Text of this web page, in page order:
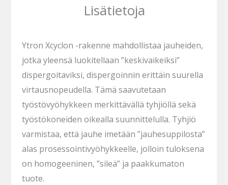
Lisätietoja
Ytron Xcyclon -rakenne mahdollistaa jauheiden,
jotka yleensä luokitellaan ”keskivaikeiksi”
dispergoitaviksi, dispergoinnin erittäin suurella
virtausnopeudella. Tämä saavutetaan
työstövyöhykkeen merkittävällä tyhjiöllä sekä
työstökoneiden oikealla suunnittelulla. Tyhjiö
varmistaa, että jauhe imetään ”jauhesuppilosta”
alas prosessointivyöhykkeelle, jolloin tuloksena
on homogeeninen, ”sileä” ja paakkumaton
tuote.